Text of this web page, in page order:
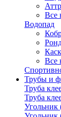
Все
Водопад
Все
Трубы и
Труба
Труба
Угольник